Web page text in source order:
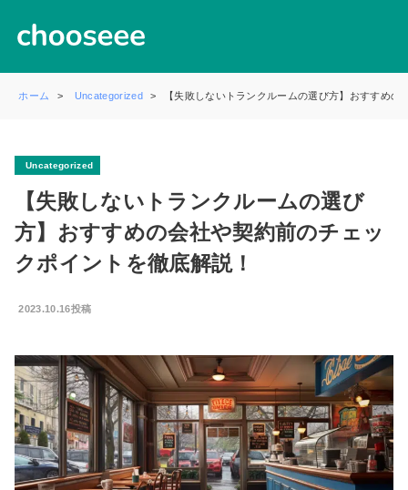
ホーム Uncategorized 【失敗しないトランクルームの選び方】おすすめ
Uncategorized
【失敗しないトランクルームの選び
方】おすすめの会社や契約前のチェッ
クポイントを徹底解説！
2023.10.16投稿